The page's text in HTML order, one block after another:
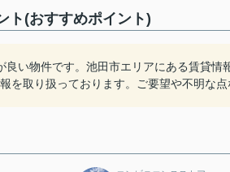
ト(おすすめポイント)
良い物件です。池田市エリアにある賃貸
を取り扱っております。ご要望や不明な